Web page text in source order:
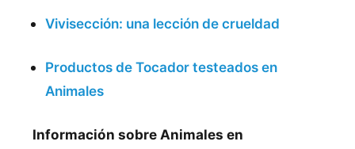
Vivisección: una lección de crueldad
Productos de Tocador testeados en
Animales
Información sobre Animales en